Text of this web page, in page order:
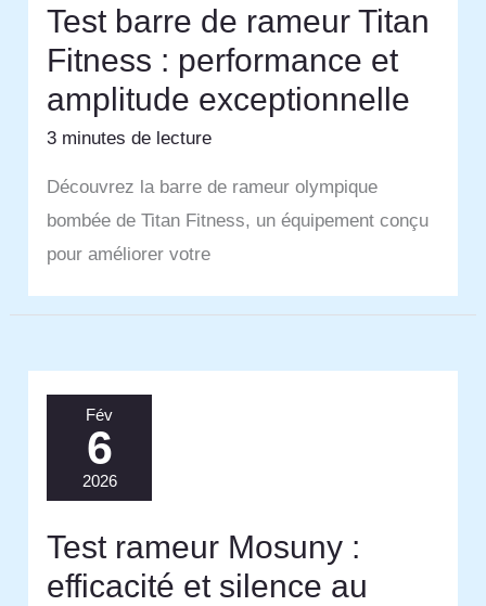
Test barre de rameur Titan
Fitness : performance et
amplitude exceptionnelle
3 minutes de lecture
Découvrez la barre de rameur olympique
bombée de Titan Fitness, un équipement conçu
pour améliorer votre
Fév
6
2026
Test rameur Mosuny :
efficacité et silence au